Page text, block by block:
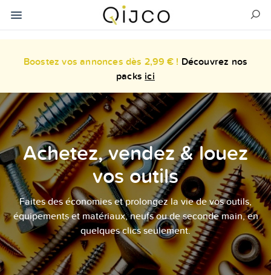
Boostez vos annonces dès 2,99 € ! Découvrez nos
packs ici
Achetez, vendez & louez
vos outils
Faites des économies et prolongez la vie de vos outils,
équipements et matériaux, neufs ou de seconde main, en
quelques clics seulement.